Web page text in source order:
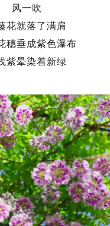
风一吹
花就落了满肩
穗垂成紫色瀑布
紫晕染着新绿